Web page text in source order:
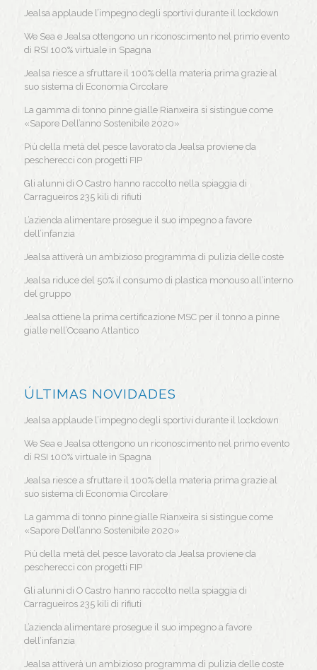
Jealsa applaude l’impegno degli sportivi durante il lockdown
We Sea e Jealsa ottengono un riconoscimento nel primo evento
di RSI 100% virtuale in Spagna
Jealsa riesce a sfruttare il 100% della materia prima grazie al
suo sistema di Economia Circolare
La gamma di tonno pinne gialle Rianxeira si sistingue come
«Sapore Dell’anno Sostenibile 2020»
Più della metà del pesce lavorato da Jealsa proviene da
pescherecci con progetti FIP
Gli alunni di O Castro hanno raccolto nella spiaggia di
Carragueiros 235 kili di rifiuti
L’azienda alimentare prosegue il suo impegno a favore
dell’infanzia
Jealsa attiverà un ambizioso programma di pulizia delle coste
Jealsa riduce del 50% il consumo di plastica monouso all’interno
del gruppo
Jealsa ottiene la prima certificazione MSC per il tonno a pinne
gialle nell’Oceano Atlantico
ÚLTIMAS NOVIDADES
Jealsa applaude l’impegno degli sportivi durante il lockdown
We Sea e Jealsa ottengono un riconoscimento nel primo evento
di RSI 100% virtuale in Spagna
Jealsa riesce a sfruttare il 100% della materia prima grazie al
suo sistema di Economia Circolare
La gamma di tonno pinne gialle Rianxeira si sistingue come
«Sapore Dell’anno Sostenibile 2020»
Più della metà del pesce lavorato da Jealsa proviene da
pescherecci con progetti FIP
Gli alunni di O Castro hanno raccolto nella spiaggia di
Carragueiros 235 kili di rifiuti
L’azienda alimentare prosegue il suo impegno a favore
dell’infanzia
Jealsa attiverà un ambizioso programma di pulizia delle coste